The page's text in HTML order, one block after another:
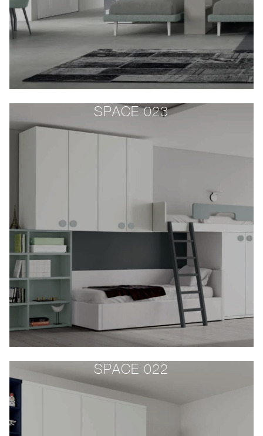
SPACE 023
SPACE 022